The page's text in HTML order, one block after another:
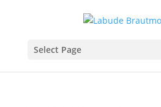
Select Page